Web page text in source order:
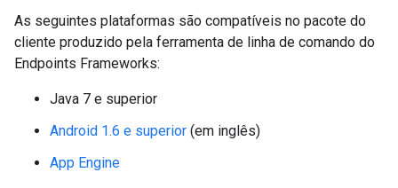
As seguintes plataformas são compatíveis no pacote do
cliente produzido pela ferramenta de linha de comando do
Endpoints Frameworks:
Java 7 e superior
Android 1.6 e superior (em inglês)
App Engine